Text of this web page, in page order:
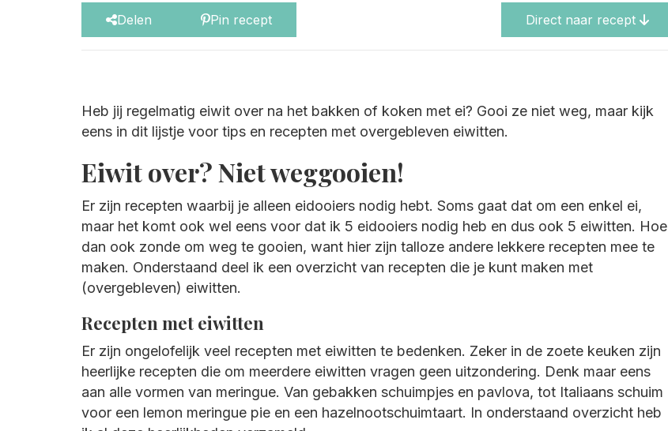
Delen Pin recept Direct naar recept
Heb jij regelmatig eiwit over na het bakken of koken met ei? Gooi ze niet weg, maar kijk
eens in dit lijstje voor tips en recepten met overgebleven eiwitten.
Eiwit over? Niet weggooien!
Er zijn recepten waarbij je alleen eidooiers nodig hebt. Soms gaat dat om een enkel ei,
maar het komt ook wel eens voor dat ik 5 eidooiers nodig heb en dus ook 5 eiwitten. Hoe
dan ook zonde om weg te gooien, want hier zijn talloze andere lekkere recepten mee te
maken. Onderstaand deel ik een overzicht van recepten die je kunt maken met
(overgebleven) eiwitten.
Recepten met eiwitten
Er zijn ongelofelijk veel recepten met eiwitten te bedenken. Zeker in de zoete keuken zijn
heerlijke recepten die om meerdere eiwitten vragen geen uitzondering. Denk maar eens
aan alle vormen van meringue. Van gebakken schuimpjes en pavlova, tot Italiaans schuim
voor een lemon meringue pie en een hazelnootschuimtaart. In onderstaand overzicht heb